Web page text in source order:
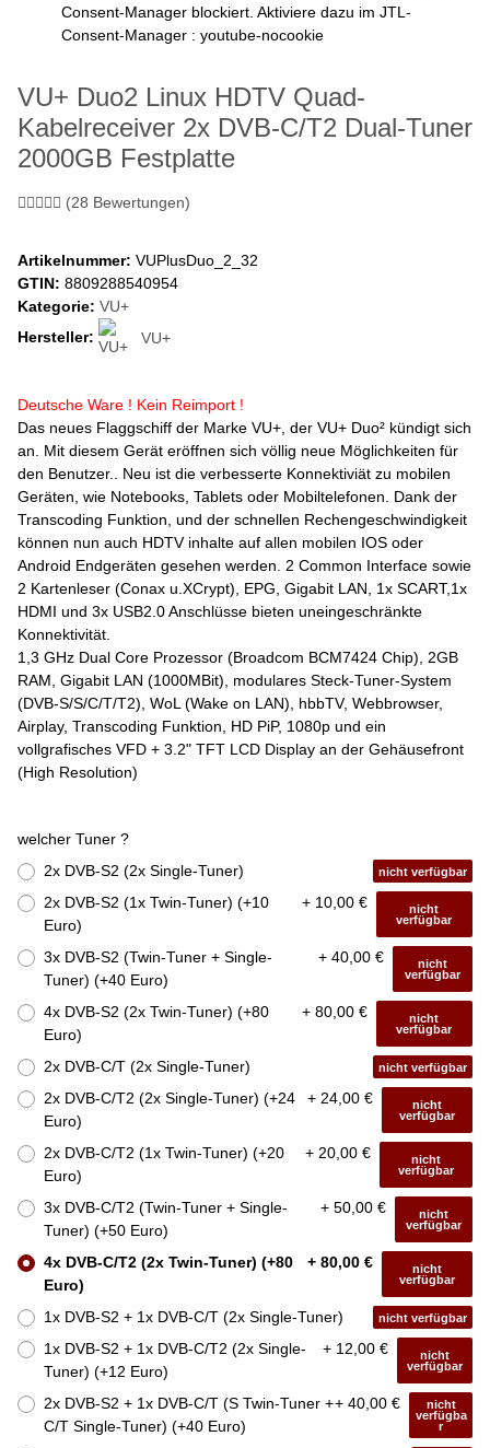
Consent-Manager blockiert. Aktiviere dazu im JTL-
Consent-Manager : youtube-nocookie
VU+ Duo2 Linux HDTV Quad-
Kabelreceiver 2x DVB-C/T2 Dual-Tuner
2000GB Festplatte
(28 Bewertungen)
Artikelnummer: VUPlusDuo_2_32
GTIN: 8809288540954
Kategorie: VU+
Hersteller:
VU+
Deutsche Ware ! Kein Reimport !
Das neues Flaggschiff der Marke VU+, der VU+ Duo² kündigt sich
an. Mit diesem Gerät eröffnen sich völlig neue Möglichkeiten für
den Benutzer.. Neu ist die verbesserte Konnektiviät zu mobilen
Geräten, wie Notebooks, Tablets oder Mobiltelefonen. Dank der
Transcoding Funktion, und der schnellen Rechengeschwindigkeit
können nun auch HDTV inhalte auf allen mobilen IOS oder
Android Endgeräten gesehen werden. 2 Common Interface sowie
2 Kartenleser (Conax u.XCrypt), EPG, Gigabit LAN, 1x SCART,1x
HDMI und 3x USB2.0 Anschlüsse bieten uneingeschränkte
Konnektivität.
1,3 GHz Dual Core Prozessor (Broadcom BCM7424 Chip), 2GB
RAM, Gigabit LAN (1000MBit), modulares Steck-Tuner-System
(DVB-S/S/C/T/T2), WoL (Wake on LAN), hbbTV, Webbrowser,
Airplay, Transcoding Funktion, HD PiP, 1080p und ein
vollgrafisches VFD + 3.2" TFT LCD Display an der Gehäusefront
(High Resolution)
welcher Tuner ?
2x DVB-S2 (2x Single-Tuner)
nicht verfügbar
2x DVB-S2 (1x Twin-Tuner) (+10
Euro)
+ 10,00 €
nicht
verfügbar
3x DVB-S2 (Twin-Tuner + Single-
Tuner) (+40 Euro)
+ 40,00 €
nicht
verfügbar
4x DVB-S2 (2x Twin-Tuner) (+80
Euro)
+ 80,00 €
nicht
verfügbar
2x DVB-C/T (2x Single-Tuner) nicht verfügbar
2x DVB-C/T2 (2x Single-Tuner) (+24
Euro)
+ 24,00 €
nicht
verfügbar
2x DVB-C/T2 (1x Twin-Tuner) (+20
Euro)
+ 20,00 €
nicht
verfügbar
3x DVB-C/T2 (Twin-Tuner + Single-
Tuner) (+50 Euro)
+ 50,00 €
nicht
verfügbar
4x DVB-C/T2 (2x Twin-Tuner) (+80
Euro)
+ 80,00 €
nicht
verfügbar
1x DVB-S2 + 1x DVB-C/T (2x Single-Tuner) nicht verfügbar
1x DVB-S2 + 1x DVB-C/T2 (2x Single-
Tuner) (+12 Euro)
+ 12,00 €
nicht
verfügbar
2x DVB-S2 + 1x DVB-C/T (S Twin-Tuner +
C/T Single-Tuner) (+40 Euro)
+ 40,00 €
nicht
verfügba
r